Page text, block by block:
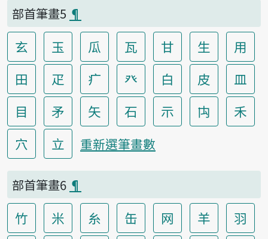
部首筆畫5 ¶
玄 玉 瓜 瓦 甘 生
用
田
疋 疒 癶 白 皮
皿
目
矛 矢 石 示 禸
禾
穴
立 重新選筆畫數
部首筆畫6 ¶
竹 米 糸 缶 网 羊
羽